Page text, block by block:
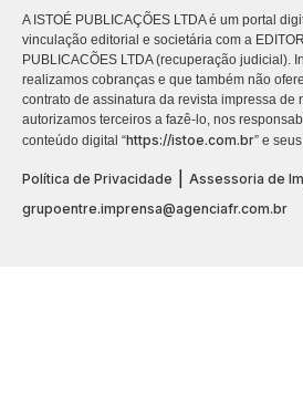
A ISTOÉ PUBLICAÇÕES LTDA é um portal
vinculação editorial e societária com a
PUBLICACÕES LTDA (recuperação judicial).
realizamos cobranças e que também não
contrato de assinatura da revista impressa de
autorizamos terceiros a fazê-lo, nos
conteúdo digital “https://istoe.com.br” e
Política de Privacidade
Assessoria de
grupoentre.imprensa@agenciafr.com.br